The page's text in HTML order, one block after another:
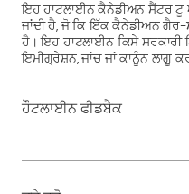
ਹੌਟਲਾਈਨ ਫੀਡਬੈਕ
ਇਹ ਹਾਟਲਾਈਨ ਕੈਨੇਡੀਅਨ ਸੈਂਟਰ
ਜਾਂਦੀ ਹੈ, ਜੋ ਕਿ ਇੱਕ ਕੈਨੇਡੀਅਨ ਗੈਰ-
ਹੈ। ਇਹ ਹਾਟਲਾਈਨ ਕਿਸੇ ਸਰਕਾਰੀ
ਇਮੀਗ੍ਰੇਸ਼ਨ, ਜਾਂਚ ਜਾਂ ਕਾਨੂੰਨ ਲਾਗੂ